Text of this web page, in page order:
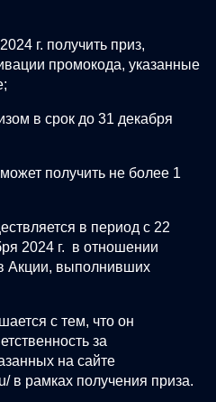
г. получить приз,
промокода, указанные
в срок до 31 декабря
получить не более 1
в период с 22
2024 г. в отношении
Акции, выполнивших
с тем, что он
за
на сайте
в рамках получения приза.